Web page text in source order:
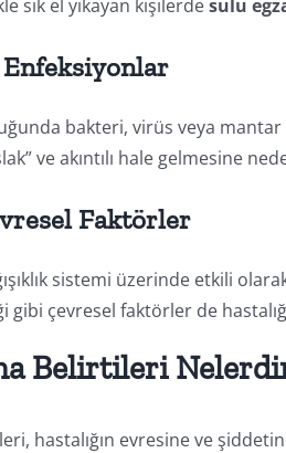
sık el yıkayan kişilerdesulu
bakteri, virüs veya
ve akıntılı hale gelmesine
Faktörler
sistemi üzerinde etkili
gibi çevresel faktörler de
Belirtileri
hastalığın evresine ve